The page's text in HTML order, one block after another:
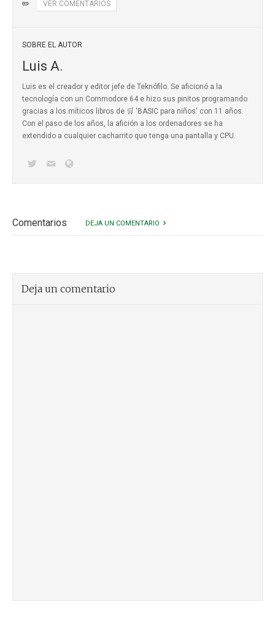
✏️ VER COMENTARIOS
SOBRE EL AUTOR
Luis A.
Luis es el creador y editor jefe de Teknófilo. Se aficionó a la
tecnología con un Commodore 64 e hizo sus pinitos programando
gracias a los míticos libros de 🛒 'BASIC para niños' con 11 años.
Con el paso de los años, la afición a los ordenadores se ha
extendido a cualquier cacharrito que tenga una pantalla y CPU.
Comentarios DEJA UN COMENTARIO
Deja un comentario